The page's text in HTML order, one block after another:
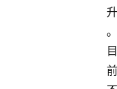
升
。
目
前